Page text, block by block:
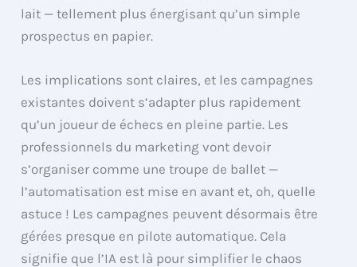
lait — tellement plus énergisant qu’un simple
prospectus en papier.
Les implications sont claires, et les campagnes
existantes doivent s’adapter plus rapidement
qu’un joueur de échecs en pleine partie. Les
professionnels du marketing vont devoir
s’organiser comme une troupe de ballet —
l’automatisation est mise en avant et, oh, quelle
astuce ! Les campagnes peuvent désormais être
gérées presque en pilote automatique. Cela
signifie que l’IA est là pour simplifier le chaos